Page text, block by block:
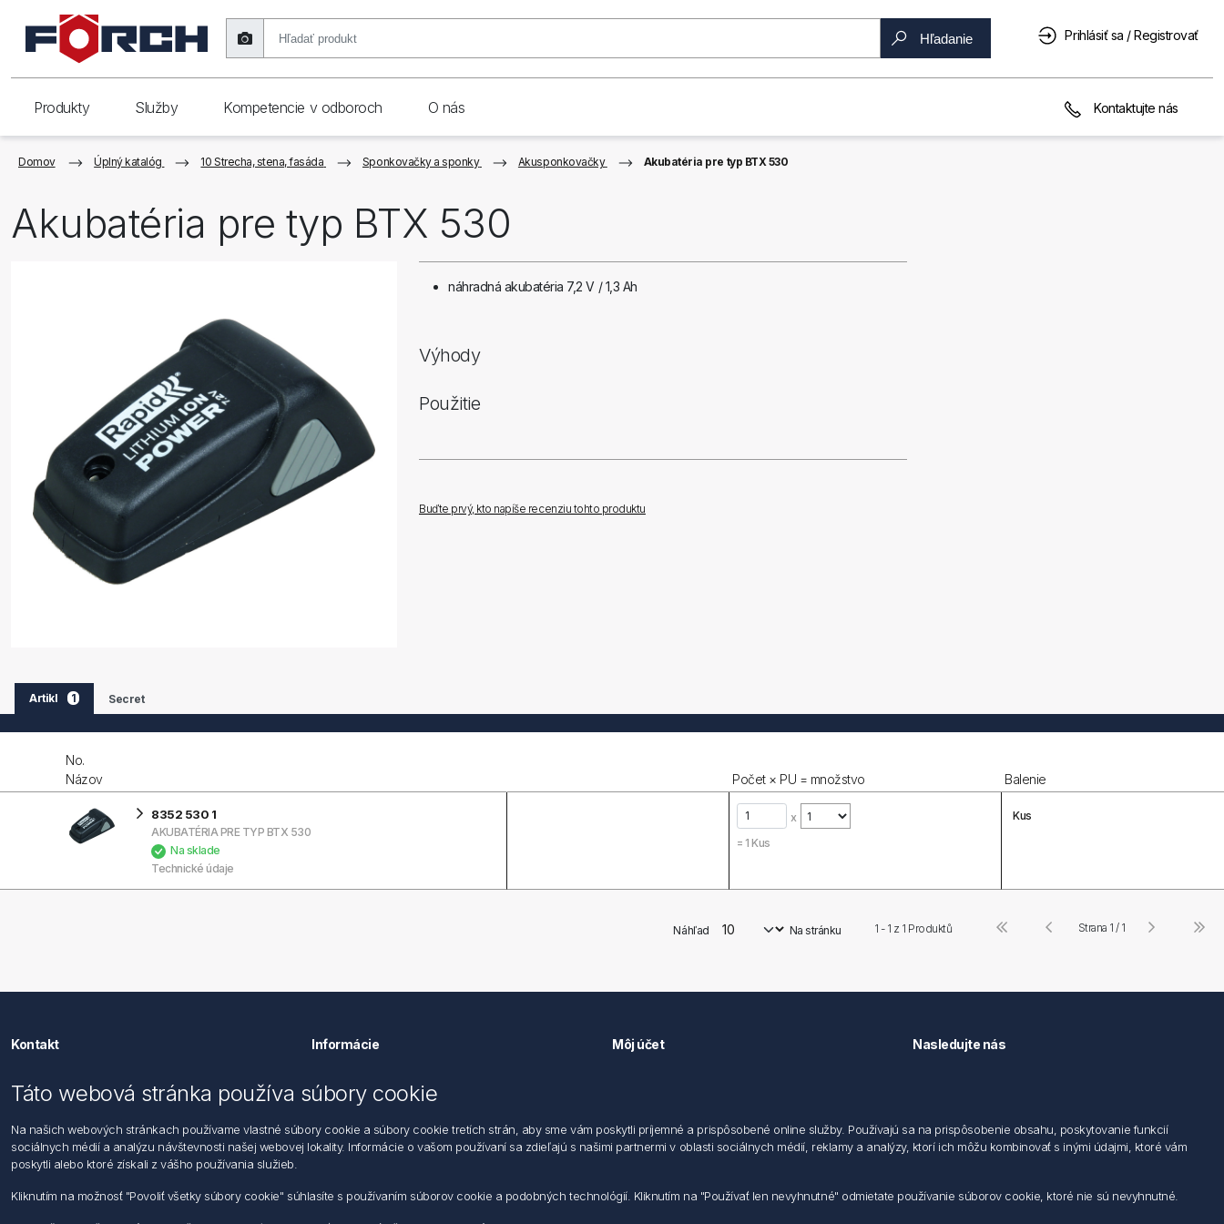
Hľadanie Prihlásiť sa / Registrovať
Produkty Služby Kompetencie v odboroch O nás Kontaktujte nás
Domov Úplný katalóg 10 Strecha, stena, fasáda Sponkovačky a sponky Akusponkovačky Akubatéria pre typ BTX 530
Akubatéria pre typ BTX 530
náhradná akubatéria 7,2 V / 1,3 Ah
Výhody
Použitie
Buďte prvý, kto napíše recenziu tohto produktu
Artikl 1 Secret
No.
Názov
Počet × PU = množstvo Balenie
8352 530 1
AKUBATÉRIA PRE TYP BTX 530
Na sklade
Technické údaje
x
= 1 Kus
Kus
Náhľad Na stránku 1 - 1 z 1 Produktů Strana 1 / 1
Kontakt
Förch Slovensko s.r.o.
Stará Vajnorská 11841/37,
Tf: +421 0800 500 151
Informácie
Vyhlásenie k ochrane údajov
Obchodný zástupca
Môj účet Nasledujte nás
Táto webová stránka používa súbory cookie
Na našich webových stránkach používame vlastné súbory cookie a súbory cookie tretích strán, aby sme vám poskytli príjemné a prispôsobené online služby. Používajú sa na prispôsobenie obsahu, poskytovanie funkcií
sociálnych médií a analýzu návštevnosti našej webovej lokality. Informácie o vašom používaní sa zdieľajú s našimi partnermi v oblasti sociálnych médií, reklamy a analýzy, ktorí ich môžu kombinovať s inými údajmi, ktoré vám
poskytli alebo ktoré získali z vášho používania služieb.
Kliknutím na možnosť "Povoliť všetky súbory cookie" súhlasíte s používaním súborov cookie a podobných technológií. Kliknutím na "Používať len nevyhnutné" odmietate používanie súborov cookie, ktoré nie sú nevyhnutné.